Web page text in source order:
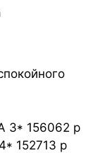
3* 156062 р
152713 р